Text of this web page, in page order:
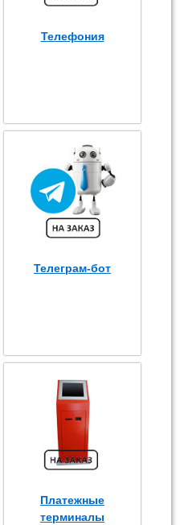
Телефония
Телеграм-бот
Платежные
терминалы